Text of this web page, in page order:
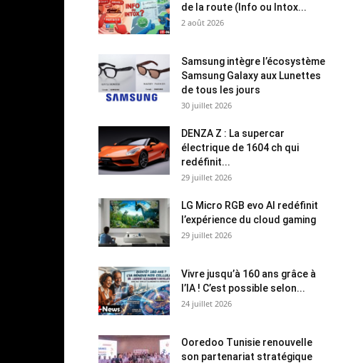
de la route (Info ou Intox...
2 août 2026
Samsung intègre l’écosystème
Samsung Galaxy aux Lunettes
de tous les jours
30 juillet 2026
DENZA Z : La supercar
électrique de 1604 ch qui
redéfinit...
29 juillet 2026
LG Micro RGB evo AI redéfinit
l’expérience du cloud gaming
29 juillet 2026
Vivre jusqu’à 160 ans grâce à
l’IA ! C’est possible selon...
24 juillet 2026
Ooredoo Tunisie renouvelle
son partenariat stratégique